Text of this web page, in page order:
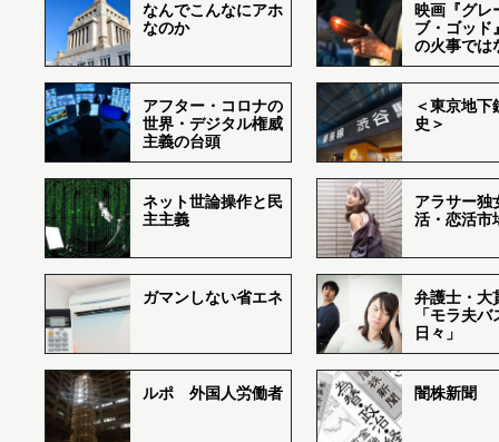
なんでこんなにアホ
なのか
映画『グレ
ブ・ゴッド
の火事では
アフター・コロナの
世界・デジタル権威
主義の台頭
＜東京地下
史＞
ネット世論操作と民
主主義
アラサー独
活・恋活市
ガマンしない省エネ
弁護士・大
「モラ夫
日々」
ルポ 外国人労働者 闇株新聞